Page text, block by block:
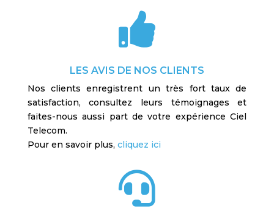

LES AVIS DE NOS CLIENTS
Nos clients enregistrent un très fort taux de
satisfaction, consultez leurs témoignages et
faites-nous aussi part de votre expérience Ciel
Telecom.
Pour en savoir plus, cliquez ici
